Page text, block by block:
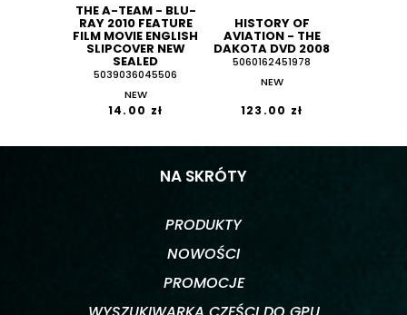
THE A-TEAM - BLU-
RAY 2010 FEATURE
FILM MOVIE ENGLISH
SLIPCOVER NEW
SEALED
5039036045506
NEW
14.00 zł
HISTORY OF
AVIATION - THE
DAKOTA DVD 2008
5060162451978
NEW
123.00 zł
NA SKRÓTY
PRODUKTY
NOWOŚCI
PROMOCJE